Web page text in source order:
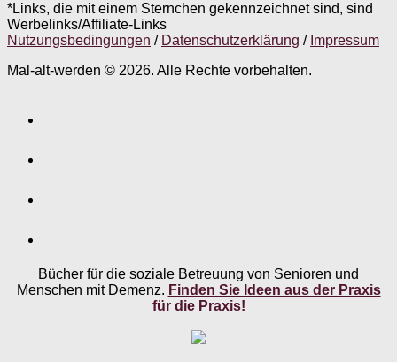
*Links, die mit einem Sternchen gekennzeichnet sind, sind
Werbelinks/Affiliate-Links
Nutzungsbedingungen / Datenschutzerklärung / Impressum
Mal-alt-werden © 2026. Alle Rechte vorbehalten.
Bücher für die soziale Betreuung von Senioren und
Menschen mit Demenz. Finden Sie Ideen aus der Praxis
für die Praxis!